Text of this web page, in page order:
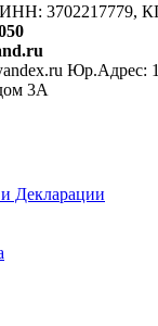
3702217779,
Юр.Адрес:
3А
Декларации